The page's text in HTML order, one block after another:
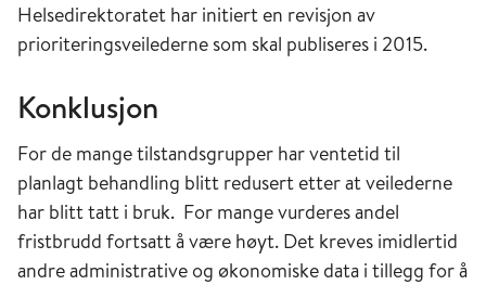
Helsedirektoratet har initiert en revisjon av
prioriteringsveilederne som skal publiseres i 2015.
Konklusjon
For de mange tilstandsgrupper har ventetid til
planlagt behandling blitt redusert etter at veilederne
har blitt tatt i bruk. For mange vurderes andel
fristbrudd fortsatt å være høyt. Det kreves imidlertid
andre administrative og økonomiske data i tillegg for å